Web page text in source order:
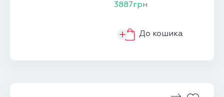
3887грн
До кошика